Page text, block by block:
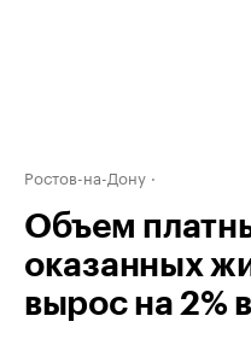
Ростов-на-Дону
Объем
оказанных
вырос на 2%